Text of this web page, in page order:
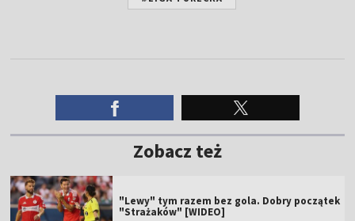
Zobacz też
"Lewy" tym razem bez gola. Dobry początek
"Strażaków" [WIDEO]